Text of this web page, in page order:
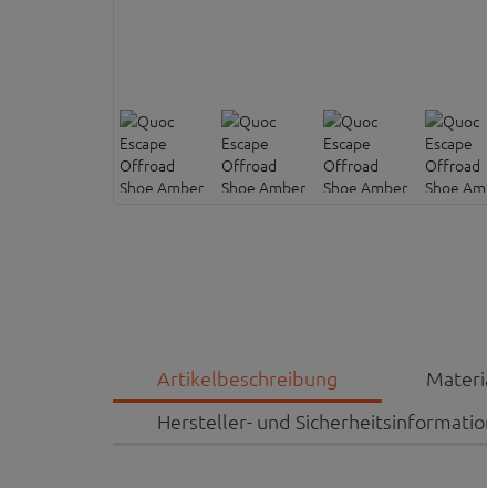
Artikelbeschreibung
Hersteller- und